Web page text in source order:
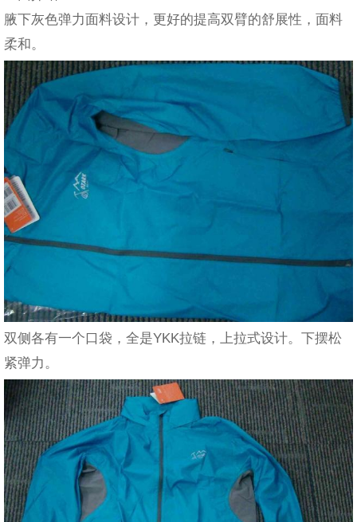
腋下灰色弹力面料设计，更好的提高双臂的舒展性，面料
柔和。
双侧各有一个口袋，全是YKK拉链，上拉式设计。下摆松
紧弹力。